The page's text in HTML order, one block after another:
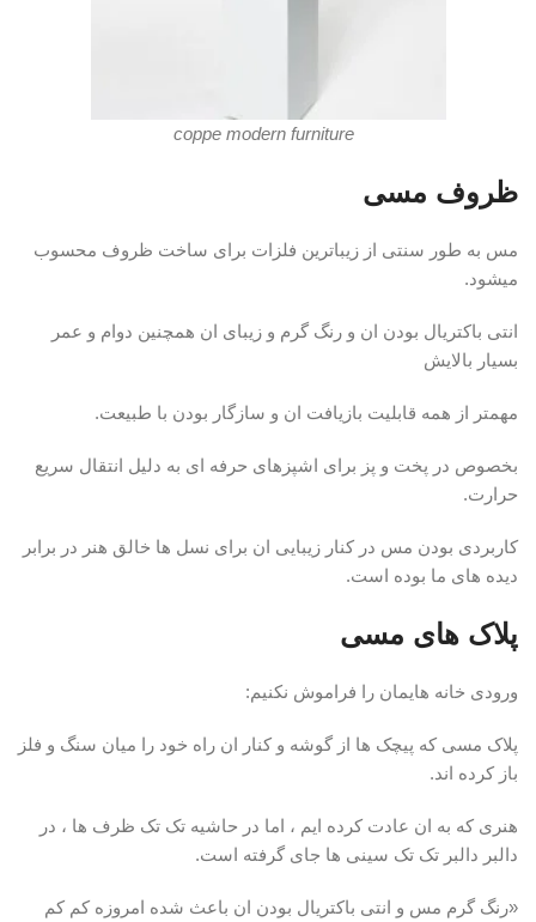
coppe modern furniture
ظروف مسی
مس به طور سنتی از زیباترین فلزات برای ساخت ظروف محسوب
میشود.
انتی باکتریال بودن ان و رنگ گرم و زیبای ان همچنین دوام و عمر
بسیار بالایش
مهمتر از همه قابلیت بازیافت ان و سازگار بودن با طبیعت.
بخصوص در پخت و پز برای اشپزهای حرفه ای به دلیل انتقال سریع
حرارت.
کاربردی بودن مس در کنار زیبایی ان برای نسل ها خالق هنر در برابر
دیده های ما بوده است.
پلاک های مسی
ورودی خانه هایمان را فراموش نکنیم:
پلاک مسی که پیچک ها از گوشه و کنار ان راه خود را میان سنگ و فلز
باز کرده اند.
هنری که به ان عادت کرده ایم ،‌ اما در حاشیه تک تک ظرف ها ،‌ در
دالبر دالبر تک تک سینی ها جای گرفته است.
«رنگ گرم مس و انتی باکتریال بودن ان باعث شده امروزه کم کم